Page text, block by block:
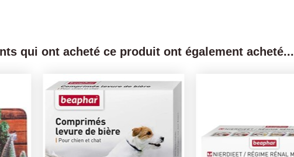
qui ont acheté ce produit ont également acheté...